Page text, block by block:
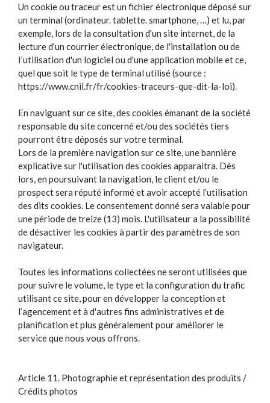
Un cookie ou traceur est un fichier électronique déposé sur
un terminal (ordinateur. tablette. smartphone, …) et lu, par
exemple, lors de la consultation d'un site internet, de la
lecture d'un courrier électronique, de l'installation ou de
I’utilisation d'un logiciel ou d'une application mobile et ce,
quel que soit le type de terminal utilisé (source :
https://www.cnil.fr/fr/cookies-traceurs-que-dit-la-loi).
En naviguant sur ce site, des cookies émanant de la société
responsable du site concerné et/ou des sociétés tiers
pourront être déposés sur votre terminal.
Lors de la première navigation sur ce site, une bannière
explicative sur l'utilisation des cookies apparaitra. Dès
lors, en poursuivant la navigation, le client et/ou le
prospect sera réputé informé et avoir accepté l’utilisation
des dits cookies. Le consentement donné sera valable pour
une période de treize (13) mois. L'utilisateur a la possibilité
de désactiver les cookies à partir des paramètres de son
navigateur.
Toutes les informations collectées ne seront utilisées que
pour suivre le volume, le type et la configuration du trafic
utilisant ce site, pour en développer la conception et
l’agencement et à d'autres fins administratives et de
planification et plus généralement pour améliorer le
service que nous vous offrons.
Article 11. Photographie et représentation des produits /
Crédits photos